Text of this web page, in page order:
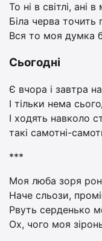
То ні в світлі, ані
Біла черва точить
Вся то моя думка
Сьогодні
Є вчора і завтра
І тільки нема
І ходять навколо
такі самотні-
***
Моя люба зоря
Наче сльози,
Рвуть серденько
Ох, чого моя